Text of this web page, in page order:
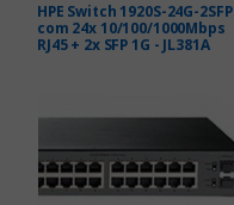
HPE Switch 1920S-24G-2SFP
com 24x 10/100/1000Mbps
RJ45 + 2x SFP 1G - JL381A